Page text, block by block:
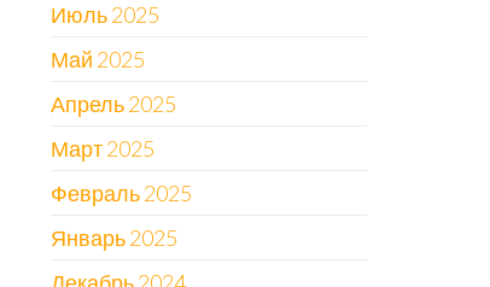
Июль 2025
Май 2025
Апрель 2025
Март 2025
Февраль 2025
Январь 2025